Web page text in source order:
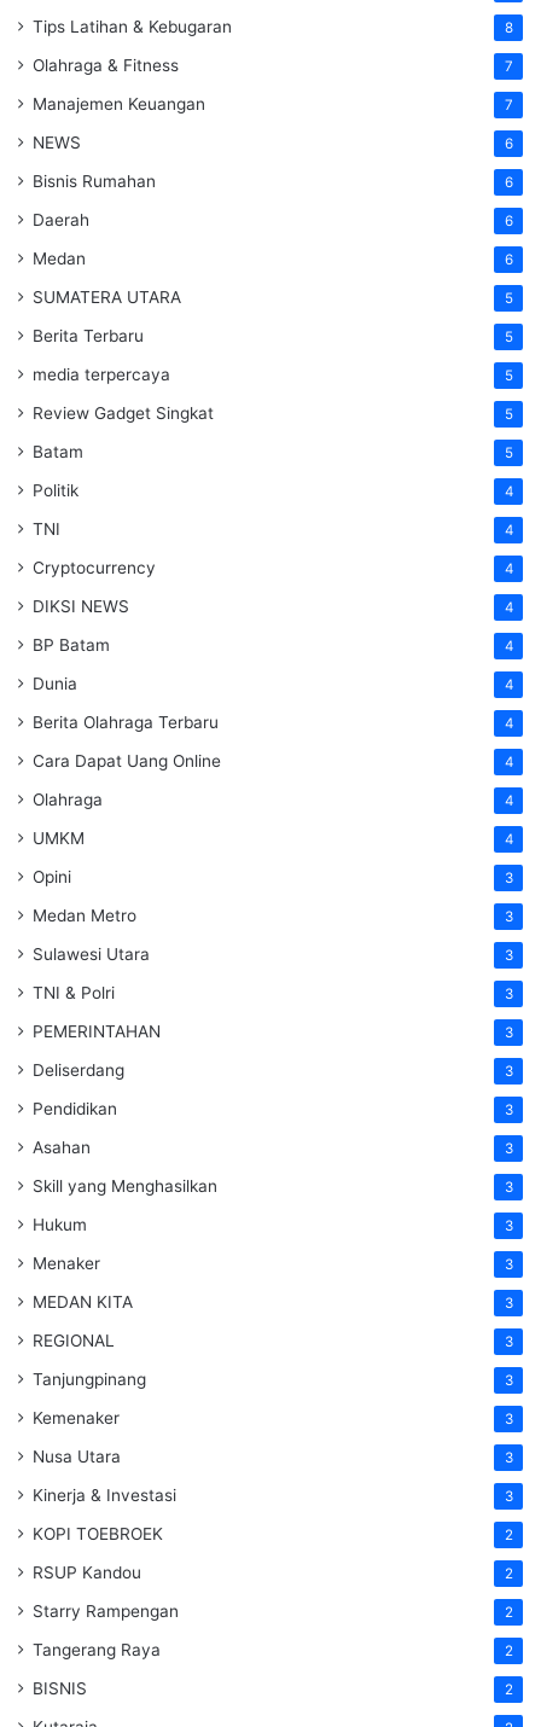
Tips Latihan & Kebugaran 8
Olahraga & Fitness 7
Manajemen Keuangan 7
NEWS 6
Bisnis Rumahan 6
Daerah 6
Medan 6
SUMATERA UTARA 5
Berita Terbaru 5
media terpercaya 5
Review Gadget Singkat 5
Batam 5
Politik 4
TNI 4
Cryptocurrency 4
DIKSI NEWS 4
BP Batam 4
Dunia 4
Berita Olahraga Terbaru 4
Cara Dapat Uang Online 4
Olahraga 4
UMKM 4
Opini 3
Medan Metro 3
Sulawesi Utara 3
TNI & Polri 3
PEMERINTAHAN 3
Deliserdang 3
Pendidikan 3
Asahan 3
Skill yang Menghasilkan 3
Hukum 3
Menaker 3
MEDAN KITA 3
REGIONAL 3
Tanjungpinang 3
Kemenaker 3
Nusa Utara 3
Kinerja & Investasi 3
KOPI TOEBROEK 2
RSUP Kandou 2
Starry Rampengan 2
Tangerang Raya 2
BISNIS 2